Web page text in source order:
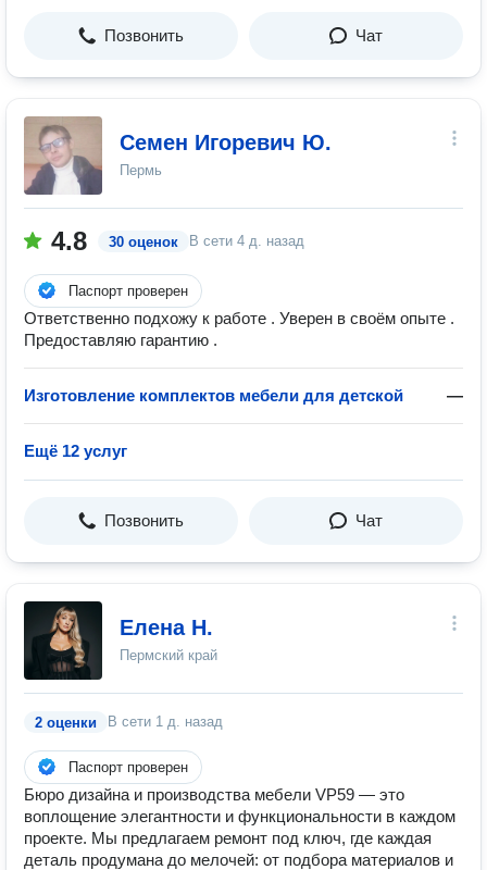
Позвонить Чат
Семен Игоревич Ю.
Пермь
4.8 30 оценок В сети 4 д. назад
Паспорт проверен
Ответственно подхожу к работе . Уверен в своём опыте .
Предоставляю гарантию .
Изготовление комплектов мебели для детской —
Ещё 12 услуг
Позвонить Чат
Елена Н.
Пермский край
2 оценки В сети 1 д. назад
Паспорт проверен
Бюро дизайна и производства мебели VP59 — это
воплощение элегантности и функциональности в каждом
проекте. Мы предлагаем ремонт под ключ, где каждая
деталь продумана до мелочей: от подбора материалов и